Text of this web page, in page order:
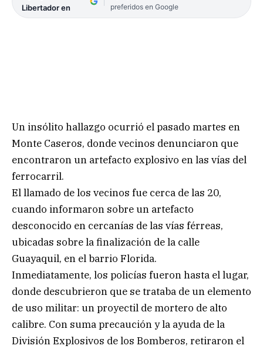
Libertador en
preferidos en Google
Un insólito hallazgo ocurrió el pasado martes en
Monte Caseros, donde vecinos denunciaron que
encontraron un artefacto explosivo en las vías del
ferrocarril.
El llamado de los vecinos fue cerca de las 20,
cuando informaron sobre un artefacto
desconocido en cercanías de las vías férreas,
ubicadas sobre la finalización de la calle
Guayaquil, en el barrio Florida.
Inmediatamente, los policías fueron hasta el lugar,
donde descubrieron que se trataba de un elemento
de uso militar: un proyectil de mortero de alto
calibre. Con suma precaución y la ayuda de la
División Explosivos de los Bomberos, retiraron el